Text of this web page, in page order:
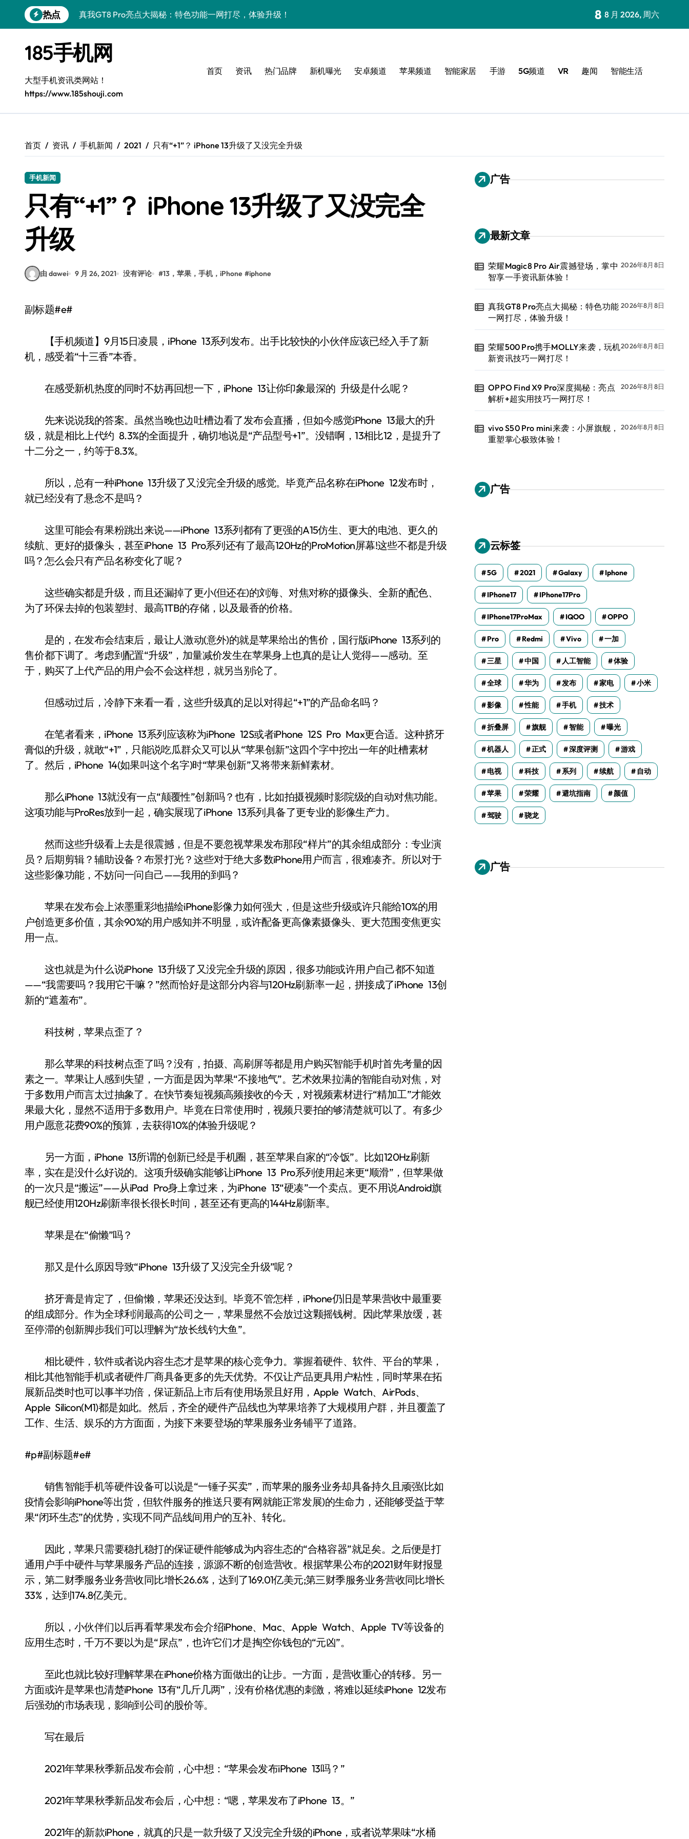
到
热点
真我GT8 Pro亮点大揭秘：特色功能一网打尽，体验升级！
OPPO Find X9 Pro深度揭秘：亮点解析+超实用技巧一网打尽！
vivo S50 Pro mini来袭：小屏旗舰，重塑掌心极致体验！
REDMI K90深度揭秘：超强配置亮点，一文全掌握！
三星W26重磅来袭！速览资讯，畅享前沿智能科技新体验！
华为nova 15 Ultra新功能解锁，限时优惠速来把握！
荣耀Magic8 Pro Air震撼登场，掌中智享一手资讯新体验！
8 8 月 2026, 周六
185手机网
大型手机资讯类网站！
https://www.185shouji.com
首页 资讯 热门品牌 新机曝光 安卓频道 苹果频道 智能家居 手游 5G频道 VR 趣闻 智能生活
首页 资讯 手机新闻 2021 只有“+1”？ iPhone 13升级了又没完全升级
手机新闻
只有“+1”？ iPhone 13升级了又没完全
升级
由 dawei 9 月 26, 2021 没有评论 #13，苹果，手机，iPhone #iphone
副标题#e#
【手机频道】9月15日凌晨，iPhone 13系列发布。出手比较快的小伙伴应该已经入手了新
机，感受着“十三香”本香。
在感受新机热度的同时不妨再回想一下，iPhone 13让你印象最深的 升级是什么呢？
先来说说我的答案。虽然当晚也边吐槽边看了发布会直播，但如今感觉iPhone 13最大的升
级，就是相比上代约 8.3%的全面提升，确切地说是“产品型号+1”。没错啊，13相比12，是提升了
十二分之一，约等于8.3%。
所以，总有一种iPhone 13升级了又没完全升级的感觉。毕竟产品名称在iPhone 12发布时，
就已经没有了悬念不是吗？
这里可能会有果粉跳出来说——iPhone 13系列都有了更强的A15仿生、更大的电池、更久的
续航、更好的摄像头，甚至iPhone 13 Pro系列还有了最高120Hz的ProMotion屏幕!这些不都是升级
吗？怎么会只有产品名称变化了呢？
这些确实都是升级，而且还漏掉了更小(但还在)的刘海、对焦对称的摄像头、全新的配色、
为了环保去掉的包装塑封、最高1TB的存储，以及最香的价格。
是的，在发布会结束后，最让人激动(意外)的就是苹果给出的售价，国行版iPhone 13系列的
售价都下调了。考虑到配置“升级”，加量减价发生在苹果身上也真的是让人觉得——感动。至
于，购买了上代产品的用户会不会这样想，就另当别论了。
但感动过后，冷静下来看一看，这些升级真的足以对得起“+1”的产品命名吗？
在笔者看来，iPhone 13系列应该称为iPhone 12S或者iPhone 12S Pro Max更合适。这种挤牙
膏似的升级，就敢“+1”，只能说吃瓜群众又可以从“苹果创新”这四个字中挖出一年的吐槽素材
了。然后，iPhone 14(如果叫这个名字)时“苹果创新”又将带来新鲜素材。
那么iPhone 13就没有一点“颠覆性”创新吗？也有，比如拍摄视频时影院级的自动对焦功能。
这项功能与ProRes放到一起，确实展现了iPhone 13系列具备了更专业的影像生产力。
然而这些升级看上去是很震撼，但是不要忽视苹果发布那段“样片”的其余组成部分：专业演
员？后期剪辑？辅助设备？布景打光？这些对于绝大多数iPhone用户而言，很难凑齐。所以对于
这些影像功能，不妨问一问自己——我用的到吗？
苹果在发布会上浓墨重彩地描绘iPhone影像力如何强大，但是这些升级或许只能给10%的用
户创造更多价值，其余90%的用户感知并不明显，或许配备更高像素摄像头、更大范围变焦更实
用一点。
这也就是为什么说iPhone 13升级了又没完全升级的原因，很多功能或许用户自己都不知道
——“我需要吗？我用它干嘛？”然而恰好是这部分内容与120Hz刷新率一起，拼接成了iPhone 13创
新的“遮羞布”。
科技树，苹果点歪了？
那么苹果的科技树点歪了吗？没有，拍摄、高刷屏等都是用户购买智能手机时首先考量的因
素之一。苹果让人感到失望，一方面是因为苹果“不接地气”。艺术效果拉满的智能自动对焦，对
于多数用户而言太过抽象了。在快节奏短视频高频接收的今天，对视频素材进行“精加工”才能效
果最大化，显然不适用于多数用户。毕竟在日常使用时，视频只要拍的够清楚就可以了。有多少
用户愿意花费90%的预算，去获得10%的体验升级呢？
另一方面，iPhone 13所谓的创新已经是手机圈，甚至苹果自家的“冷饭”。比如120Hz刷新
率，实在是没什么好说的。这项升级确实能够让iPhone 13 Pro系列使用起来更“顺滑”，但苹果做
的一次只是“搬运”——从iPad Pro身上拿过来，为iPhone 13“硬凑”一个卖点。更不用说Android旗
舰已经使用120Hz刷新率很长很长时间，甚至还有更高的144Hz刷新率。
苹果是在“偷懒”吗？
那又是什么原因导致“iPhone 13升级了又没完全升级”呢？
挤牙膏是肯定了，但偷懒，苹果还没达到。毕竟不管怎样，iPhone仍旧是苹果营收中最重要
的组成部分。作为全球利润最高的公司之一，苹果显然不会放过这颗摇钱树。因此苹果放缓，甚
至停滞的创新脚步我们可以理解为“放长线钓大鱼”。
相比硬件，软件或者说内容生态才是苹果的核心竞争力。掌握着硬件、软件、平台的苹果，
相比其他智能手机或者硬件厂商具备更多的先天优势。不仅让产品更具用户粘性，同时苹果在拓
展新品类时也可以事半功倍，保证新品上市后有使用场景且好用，Apple Watch、AirPods、
Apple Silicon(M1)都是如此。然后，齐全的硬件产品线也为苹果培养了大规模用户群，并且覆盖了
工作、生活、娱乐的方方面面，为接下来要登场的苹果服务业务铺平了道路。
#p#副标题#e#
销售智能手机等硬件设备可以说是“一锤子买卖”，而苹果的服务业务却具备持久且顽强(比如
疫情会影响iPhone等出货，但软件服务的推送只要有网就能正常发展)的生命力，还能够受益于苹
果“闭环生态”的优势，实现不同产品线间用户的互补、转化。
因此，苹果只需要稳扎稳打的保证硬件能够成为内容生态的“合格容器”就足矣。之后便是打
通用户手中硬件与苹果服务产品的连接，源源不断的创造营收。根据苹果公布的2021财年财报显
示，第二财季服务业务营收同比增长26.6%，达到了169.01亿美元;第三财季服务业务营收同比增长
33%，达到174.8亿美元。
所以，小伙伴们以后再看苹果发布会介绍iPhone、Mac、Apple Watch、Apple TV等设备的
应用生态时，千万不要以为是“尿点”，也许它们才是掏空你钱包的“元凶”。
至此也就比较好理解苹果在iPhone价格方面做出的让步。一方面，是营收重心的转移。另一
方面或许是苹果也清楚iPhone 13有“几斤几两”，没有价格优惠的刺激，将难以延续iPhone 12发布
后强劲的市场表现，影响到公司的股价等。
写在最后
2021年苹果秋季新品发布会前，心中想：“苹果会发布iPhone 13吗？”
2021年苹果秋季新品发布会后，心中想：“嗯，苹果发布了iPhone 13。”
2021年的新款iPhone，就真的只是一款升级了又没完全升级的iPhone，或者说苹果味“水桶
广告
最新文章
荣耀Magic8 Pro Air震撼登场，掌中
智享一手资讯新体验！
2026年8月8日
真我GT8 Pro亮点大揭秘：特色功能
一网打尽，体验升级！
2026年8月8日
荣耀500 Pro携手MOLLY来袭，玩机
新资讯技巧一网打尽！
2026年8月8日
OPPO Find X9 Pro深度揭秘：亮点
解析+超实用技巧一网打尽！
2026年8月8日
vivo S50 Pro mini来袭：小屏旗舰，
重塑掌心极致体验！
2026年8月8日
广告
云标签
5G 2021 Galaxy Iphone
IPhone17 IPhone17Pro
IPhone17ProMax IQOO OPPO
Pro Redmi Vivo 一加
三星 中国 人工智能 体验
全球 华为 发布 家电 小米
影像 性能 手机 技术
折叠屏 旗舰 智能 曝光
机器人 正式 深度评测 游戏
电视 科技 系列 续航 自动
苹果 荣耀 避坑指南 颜值
驾驶 骁龙
广告